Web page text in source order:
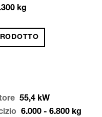
kg
55,4 kW
6.000 - 6.800 kg